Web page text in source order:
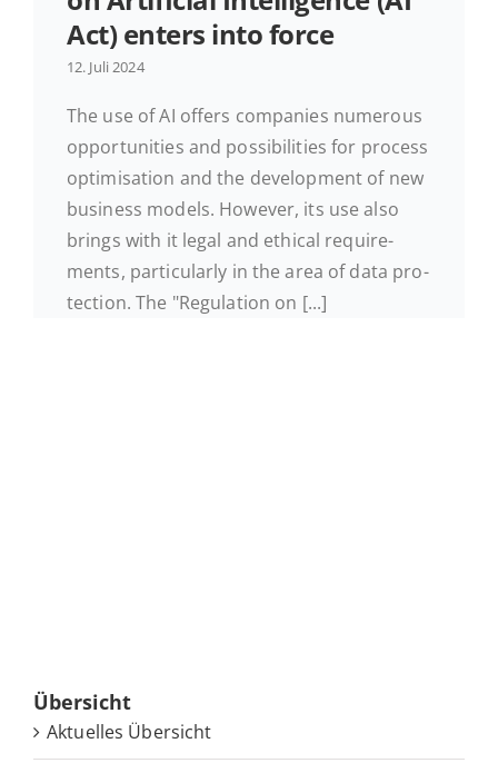
Kontakt
Act) enters into force
12. Juli 2024
The use of AI offers com­pa­nies num­e­rous
op­por­tu­ni­ties and pos­si­bi­li­ties for process
op­ti­mi­sa­ti­on and the de­ve­lo­p­ment of new
busi­ness models. However, its use also
brings with it legal and ethical re­qui­re­
ments, par­ti­cu­lar­ly in the area of data pro­
tec­tion. The "Re­gu­la­ti­on on [...]
Über­sicht
Ak­tu­el­les Übersicht